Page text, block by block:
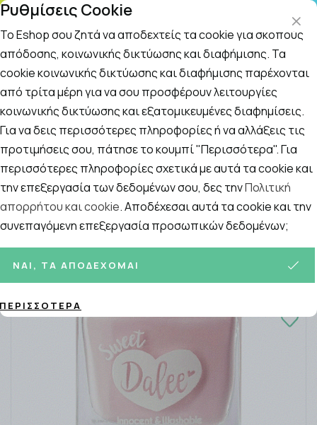
ΤΗΛΕΦΩΝΙΚΟ ΚΕΝΤΡΟ: Δευτ.-Παρασκευή 09:00-14:00 και Σάββατο
09:00-14:00
Αναζήτηση
Αρχική / Εταιρίες / Medisei /Medisei Dalee Sweet 910 Pink
Medisei Dalee Sweet 910 Pink
Ρυθμίσεις Cookie
Το Eshop σου ζητά να αποδεχτείς τα cookie για σκοπούς
απόδοσης, κοινωνικής δικτύωσης και διαφήμισης. Τα
cookie κοινωνικής δικτύωσης και διαφήμισης παρέχονται
από τρίτα μέρη για να σου προσφέρουν λειτουργίες
κοινωνικής δικτύωσης και εξατομικευμένες διαφημίσεις.
Για να δεις περισσότερες πληροφορίες ή να αλλάξεις τις
προτιμήσεις σου, πάτησε το κουμπί "Περισσότερα". Για
περισσότερες πληροφορίες σχετικά με αυτά τα cookie και
την επεξεργασία των δεδομένων σου, δες τηνΠολιτική
απορρήτου και cookie. Αποδέχεσαι αυτά τα cookie και την
συνεπαγόμενη επεξεργασία προσωπικών δεδομένων;
ΝΑΙ, ΤΑ ΑΠΟΔΈΧΟΜΑΙ
ΠΕΡΙΣΣΌΤΕΡΑ